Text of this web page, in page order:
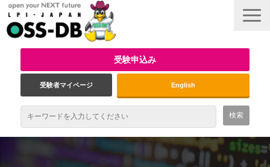
受験申込み
受験者マイページ English